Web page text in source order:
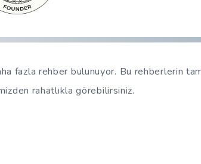
fazla rehber bulunuyor. Bu rehberlerin
rahatlıkla görebilirsiniz.